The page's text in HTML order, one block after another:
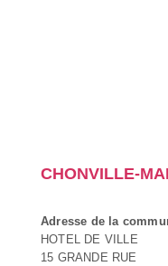
CHONVILLE-
Adresse de la
HOTEL DE VILLE
15 GRANDE RUE